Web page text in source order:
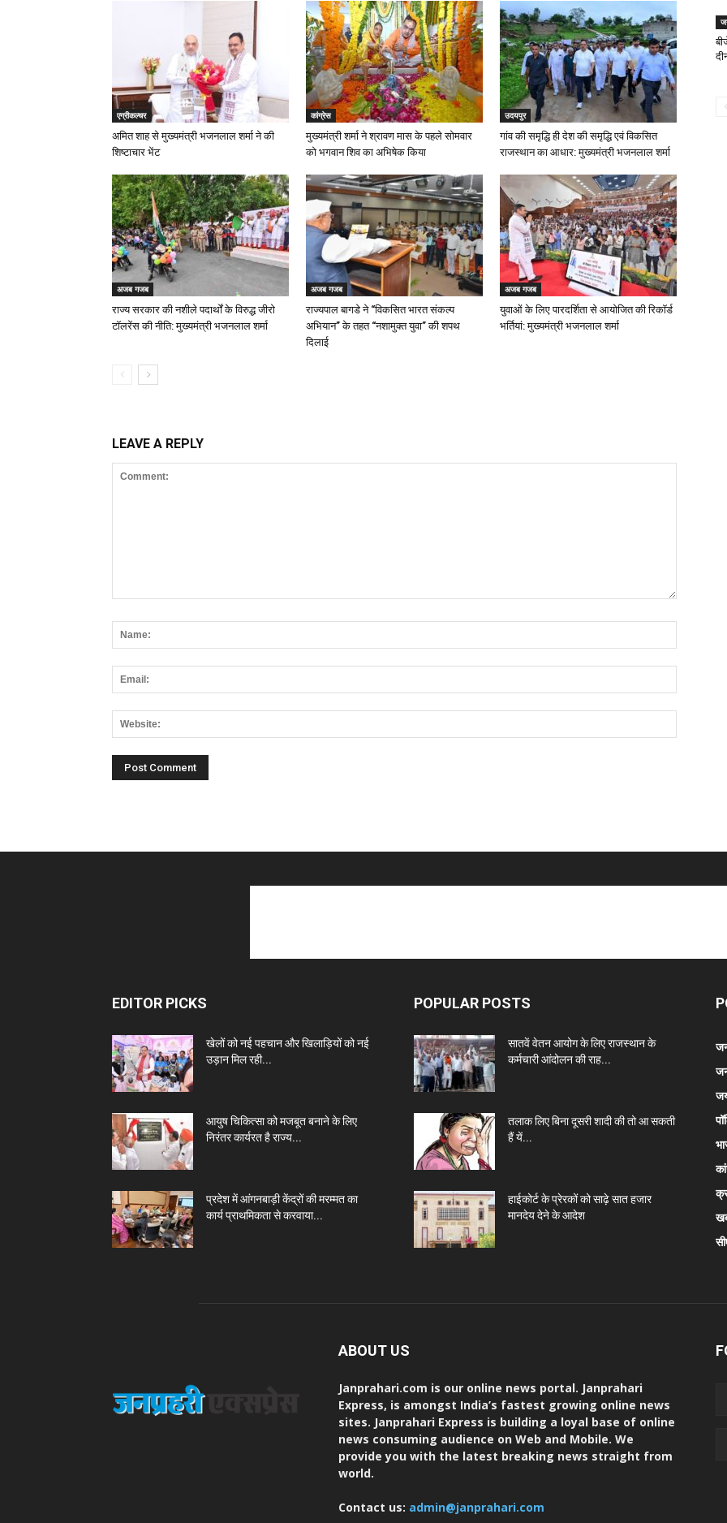
एग्रीकल्चर
अमित शाह से मुख्यमंत्री भजनलाल शर्मा ने की
शिष्टाचार भेंट
कांग्रेस
मुख्यमंत्री शर्मा ने श्रावण मास के पहले सोमवार
को भगवान शिव का अभिषेक किया
उदयपुर
गांव की समृद्धि ही देश की समृद्धि एवं विकसित
राजस्थान का आधार: मुख्यमंत्री भजनलाल शर्मा
अजब गजब
राज्य सरकार की नशीले पदार्थों के विरुद्ध जीरो
टॉलरेंस की नीति: मुख्यमंत्री भजनलाल शर्मा
अजब गजब
राज्यपाल बागडे ने “विकसित भारत संकल्प
अभियान” के तहत “नशामुक्त युवा” की शपथ
दिलाई
अजब गजब
युवाओं के लिए पारदर्शिता से आयोजित की रिकॉर्ड
भर्तियां: मुख्यमंत्री भजनलाल शर्मा
LEAVE A REPLY
EDITOR PICKS
खेलों को नई पहचान और खिलाड़ियों को नई
उड़ान मिल रही...
आयुष चिकित्सा को मजबूत बनाने के लिए
निरंतर कार्यरत है राज्य...
प्रदेश में आंगनबाड़ी केंद्रों की मरम्मत का
कार्य प्राथमिकता से करवाया...
POPULAR POSTS
सातवें वेतन आयोग के लिए राजस्थान के
कर्मचारी आंदोलन की राह...
तलाक लिए बिना दूसरी शादी की तो आ सकती
हैं यें...
हाईकोर्ट के प्रेरकों को साढ़े सात हजार
मानदेय देने के आदेश
ABOUT US
Janprahari.com is our online news portal. Janprahari
Express, is amongst India’s fastest growing online news
sites. Janprahari Express is building a loyal base of online
news consuming audience on Web and Mobile. We
provide you with the latest breaking news straight from
world.
Contact us: admin@janprahari.com